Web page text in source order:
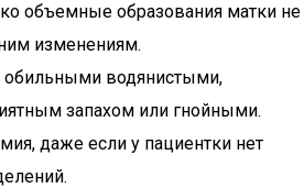
объемные образования матки не
изменениям.
обильными водянистыми,
запахом или гнойными.
даже если у пациентки нет